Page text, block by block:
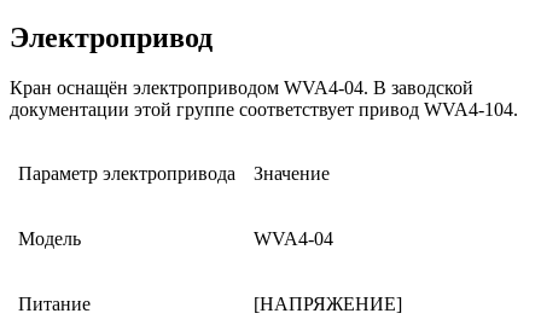
Электропривод
Кран оснащён электроприводом WVA4-04. В заводской
документации этой группе соответствует привод WVA4-104.
Параметр электропривода Значение
Модель WVA4-04
Питание [НАПРЯЖЕНИЕ]